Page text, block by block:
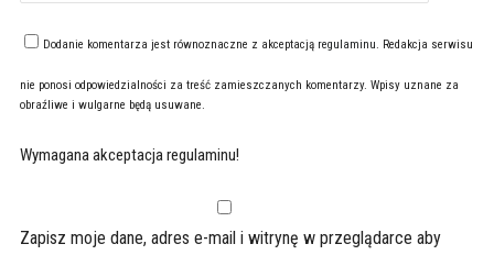
Dodanie komentarza jest równoznaczne z akceptacją regulaminu. Redakcja serwisu
nie ponosi odpowiedzialności za treść zamieszczanych komentarzy. Wpisy uznane za
obraźliwe i wulgarne będą usuwane.
Wymagana akceptacja regulaminu!
Zapisz moje dane, adres e-mail i witrynę w przeglądarce aby